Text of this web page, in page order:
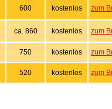
600 kostenlos zum
ca. 860 kostenlos zum
750 kostenlos zum
520 kostenlos zum